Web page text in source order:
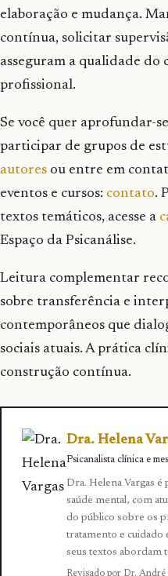
elaboração e mudança.
contínua, solicitar
asseguram a qualidade do
profissional.
Se você quer aprofundar-
participar de grupos de
autores ou entre em
eventos e cursos: contato.
textos temáticos, acesse a
Espaço da Psicanálise.
Leitura complementar
sobre transferência e
contemporâneos que
sociais atuais. A prática
construção contínua.
Dra. Helena
Psicanalista clínica e
Dra. Helena Vargas é
saúde mental, com
do público sobre os
tratamento e cuidado
seus textos abordam
Revisado por Dr. André